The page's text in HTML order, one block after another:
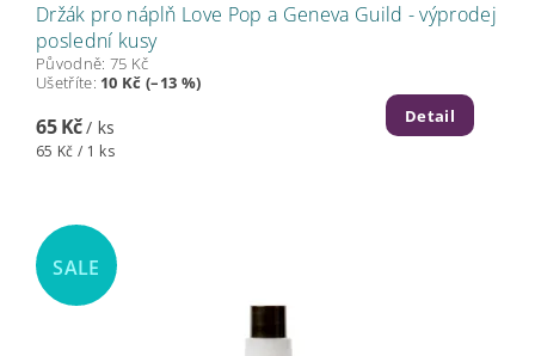
Držák pro náplň Love Pop a Geneva Guild - výprodej
poslední kusy
Původně: 75 Kč
Ušetříte: 10 Kč (–13 %)
65 Kč/ ks
65 Kč / 1 ks
Detail
SALE